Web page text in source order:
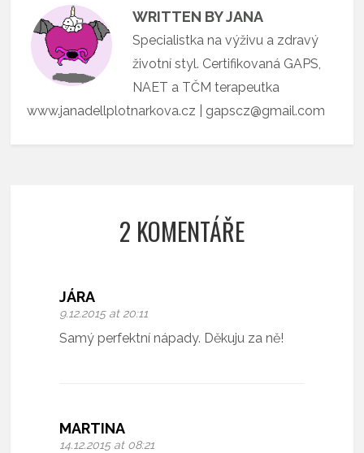
WRITTEN BY JANA
Specialistka na výživu a zdravý
životní styl. Certifikovaná GAPS,
NAET a TČM terapeutka
www.janadellplotnarkova.cz | gapscz@gmail.com
2 KOMENTÁŘE
JÁRA
9.12.2015 at 20:11
Samý perfektní nápady. Děkuju za ně!
MARTINA
14.12.2015 at 08:21